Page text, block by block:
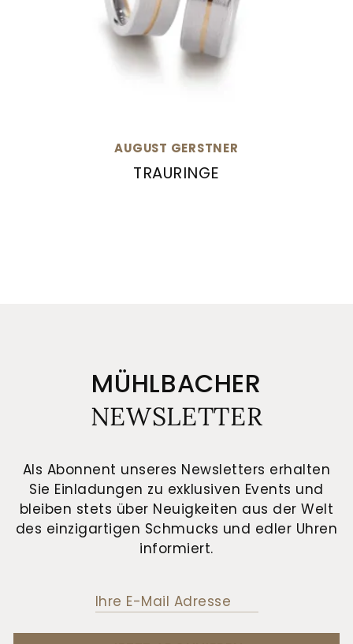
AUGUST GERSTNER
TRAURINGE
MÜHLBACHER
NEWSLETTER
Als Abonnent unseres Newsletters erhalten
Sie Einladungen zu exklusiven Events und
bleiben stets über Neuigkeiten aus der Welt
des einzigartigen Schmucks und edler Uhren
informiert.